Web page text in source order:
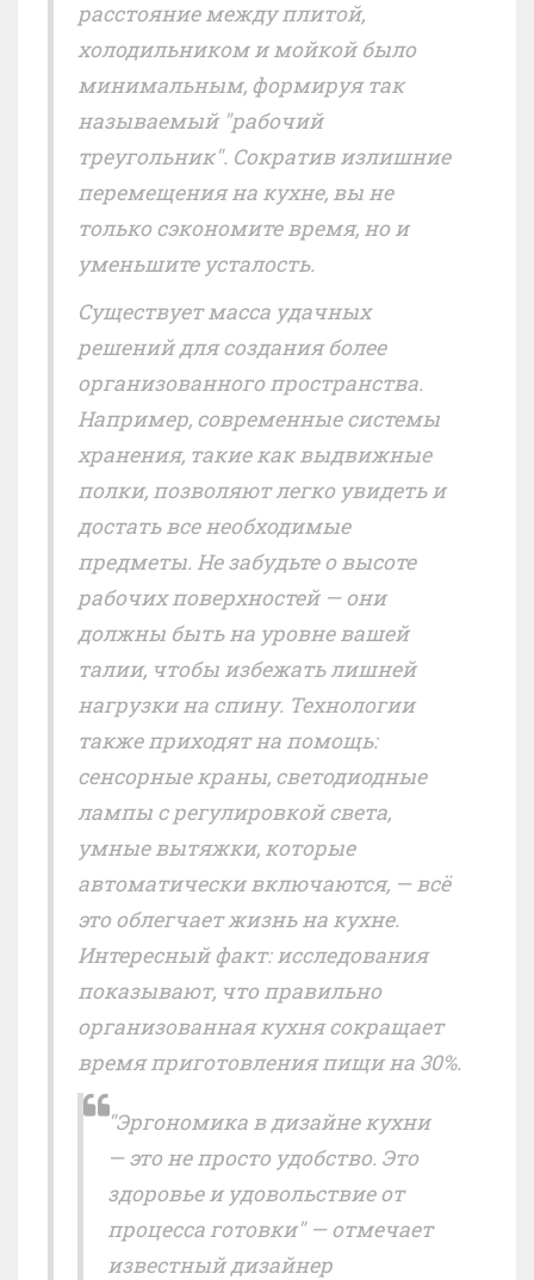
расстояние между плитой,
холодильником и мойкой было
минимальным, формируя так
называемый "рабочий
треугольник". Сократив излишние
перемещения на кухне, вы не
только сэкономите время, но и
уменьшите усталость.
Существует масса удачных
решений для создания более
организованного пространства.
Например, современные системы
хранения, такие как выдвижные
полки, позволяют легко увидеть и
достать все необходимые
предметы. Не забудьте о высоте
рабочих поверхностей — они
должны быть на уровне вашей
талии, чтобы избежать лишней
нагрузки на спину. Технологии
также приходят на помощь:
сенсорные краны, светодиодные
лампы с регулировкой света,
умные вытяжки, которые
автоматически включаются, — всё
это облегчает жизнь на кухне.
Интересный факт: исследования
показывают, что правильно
организованная кухня сокращает
время приготовления пищи на 30%.
"Эргономика в дизайне кухни
— это не просто удобство. Это
здоровье и удовольствие от
процесса готовки" — отмечает
известный дизайнер